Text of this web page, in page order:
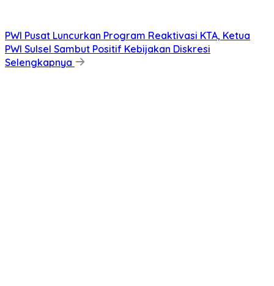
PWI Pusat Luncurkan Program Reaktivasi KTA, Ketua
PWI Sulsel Sambut Positif Kebijakan Diskresi
Selengkapnya